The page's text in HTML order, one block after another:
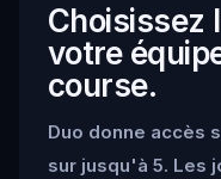
Choisissez
votre
course.
Duo donne accès
sur jusqu'à 5. Les